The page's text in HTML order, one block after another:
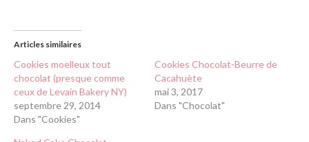
Articles similaires
Cookies moelleux tout
chocolat (presque comme
ceux de Levain Bakery NY)
septembre 29, 2014
Dans "Cookies"
Cookies Chocolat-Beurre de
Cacahuète
mai 3, 2017
Dans "Chocolat"